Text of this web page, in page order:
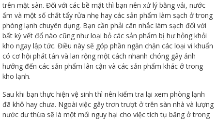
trên mặt sàn. Đối với các bề mặt thì bạn nên xử lý bằng vải, nước
ấm và một số chất tẩy rửa nhẹ hay các sản phẩm làm sạch ở trong
phòng lạnh chuyên dụng. Bạn cần phải cân nhắc làm sạch đối với
bất kỳ vết đổ nào cũng như loại bỏ các sản phẩm bị hư hỏng khỏi
kho ngay lập tức. Điều này sẽ góp phần ngăn chặn các loại vi khuẩn
có cơ hội phát tán và lan rộng một cách nhanh chóng gây ảnh
hưởng đến các sản phẩm lân cận và các sản phẩm khác ở trong
kho lạnh.
Sau khi bạn thực hiện vệ sinh thì nên kiểm tra lại xem phòng lạnh
đã khô hay chưa. Ngoài việc gây trơn trượt ở trên sàn nhà và lượng
nước dư thừa sẽ là một mối nguy hại cho việc tích tụ băng ở trong